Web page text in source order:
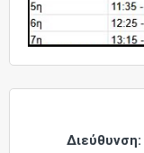
Διεύθυνση: